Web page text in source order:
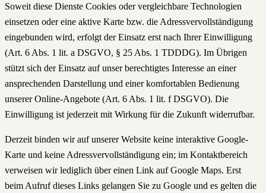
Soweit diese Dienste Cookies oder vergleichbare Technologien
einsetzen oder eine aktive Karte bzw. die Adressvervollständigung
eingebunden wird, erfolgt der Einsatz erst nach Ihrer Einwilligung
(Art. 6 Abs. 1 lit. a DSGVO, § 25 Abs. 1 TDDDG). Im Übrigen
stützt sich der Einsatz auf unser berechtigtes Interesse an einer
ansprechenden Darstellung und einer komfortablen Bedienung
unserer Online-Angebote (Art. 6 Abs. 1 lit. f DSGVO). Die
Einwilligung ist jederzeit mit Wirkung für die Zukunft widerrufbar.
Derzeit binden wir auf unserer Website keine interaktive Google-
Karte und keine Adressvervollständigung ein; im Kontaktbereich
verweisen wir lediglich über einen Link auf Google Maps. Erst
beim Aufruf dieses Links gelangen Sie zu Google und es gelten die